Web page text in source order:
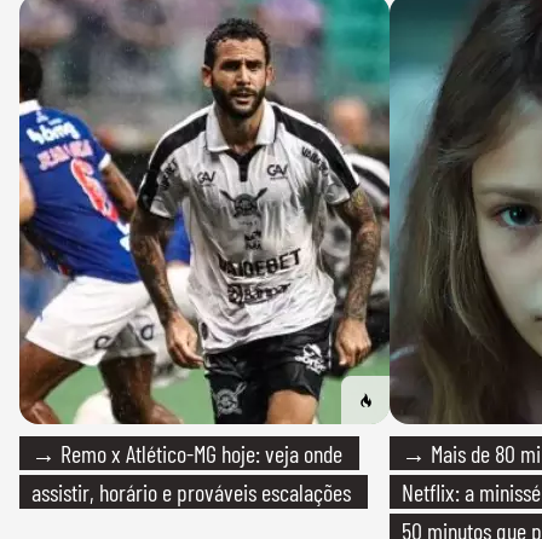
→ Remo x Atlético-MG hoje: veja onde
assistir, horário e prováveis escalações
→ Mais de 80
Netflix: a
50 minutos que